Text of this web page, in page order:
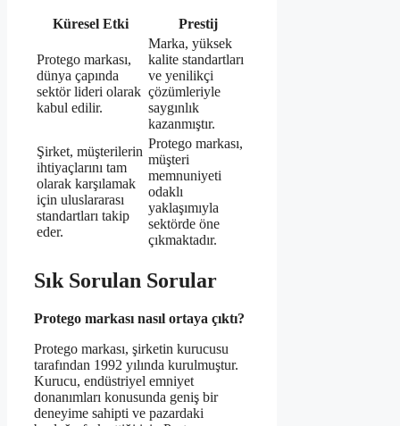
Küresel Etki Prestij
Protego markası,
dünya çapında
sektör lideri olarak
kabul edilir.
Marka, yüksek
kalite standartları
ve yenilikçi
çözümleriyle
saygınlık
kazanmıştır.
Şirket, müşterilerin
ihtiyaçlarını tam
olarak karşılamak
için uluslararası
standartları takip
eder.
Protego markası,
müşteri
memnuniyeti
odaklı
yaklaşımıyla
sektörde öne
çıkmaktadır.
Sık Sorulan Sorular
Protego markası nasıl ortaya çıktı?
Protego markası, şirketin kurucusu
tarafından 1992 yılında kurulmuştur.
Kurucu, endüstriyel emniyet
donanımları konusunda geniş bir
deneyime sahipti ve pazardaki